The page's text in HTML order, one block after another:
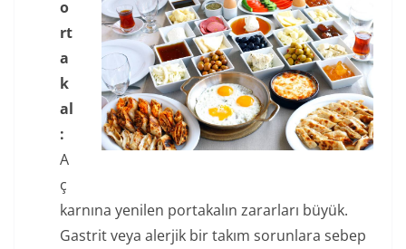
o
rt
a
k
al
:
A
ç
karnına yenilen portakalın zararları büyük.
Gastrit veya alerjik bir takım sorunlara sebep